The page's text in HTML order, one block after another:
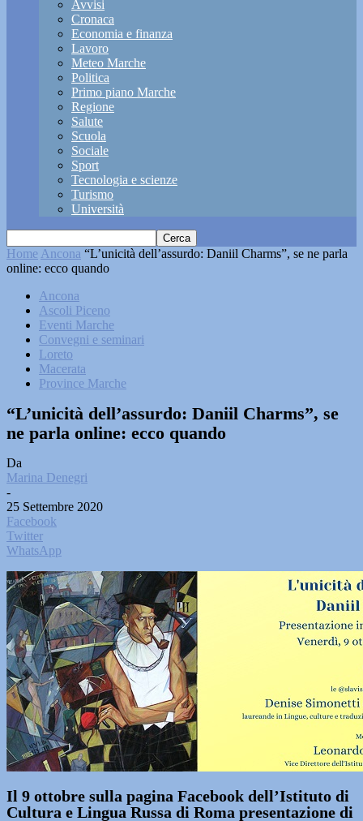
Avvisi
Cronaca
Economia e finanza
Lavoro
Meteo Marche
Politica
Primo piano Marche
Regione
Salute
Scuola
Sociale
Sport
Tecnologia e scienze
Turismo
Università
Home Ancona “L’unicità dell’assurdo: Daniil Charms”, se ne parla
online: ecco quando
Ancona
Ascoli Piceno
Eventi Marche
Convegni e seminari
Loreto
Macerata
Province Marche
“L’unicità dell’assurdo: Daniil Charms”, se
ne parla online: ecco quando
Da
Marina Denegri
-
25 Settembre 2020
Facebook
Twitter
WhatsApp
Il 9 ottobre sulla pagina Facebook dell’Istituto di
Cultura e Lingua Russa di Roma presentazione di